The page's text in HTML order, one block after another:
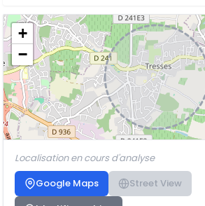
+
−
Localisation en cours d'analyse
Google Maps
Street View